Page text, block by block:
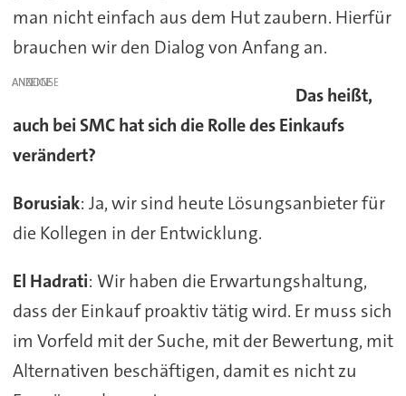
man nicht einfach aus dem Hut zaubern. Hierfür
brauchen wir den Dialog von Anfang an.
ANZEIGE
Das heißt,
auch bei SMC hat sich die Rolle des Einkaufs
verändert?
Borusiak: Ja, wir sind heute Lösungsanbieter für
die Kollegen in der Entwicklung.
El Hadrati: Wir haben die Erwartungshaltung,
dass der Einkauf proaktiv tätig wird. Er muss sich
im Vorfeld mit der Suche, mit der Bewertung, mit
Alternativen beschäftigen, damit es nicht zu